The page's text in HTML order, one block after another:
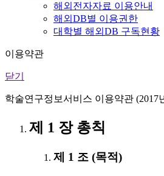
해외전자자료 이용안내
해외DB별 이용권한
대학별 해외DB 구독현황
이용약관
닫기
학술연구정보서비스 이용약관 (2017
제 1 장 총칙
제 1 조 (목적)